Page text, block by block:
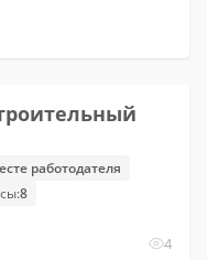
работодателя
8
4